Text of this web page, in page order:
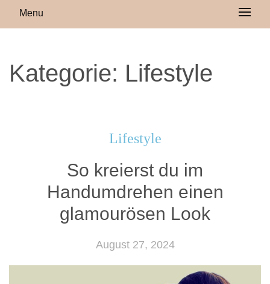
Menu
Kategorie: Lifestyle
Lifestyle
So kreierst du im
Handumdrehen einen
glamourösen Look
August 27, 2024